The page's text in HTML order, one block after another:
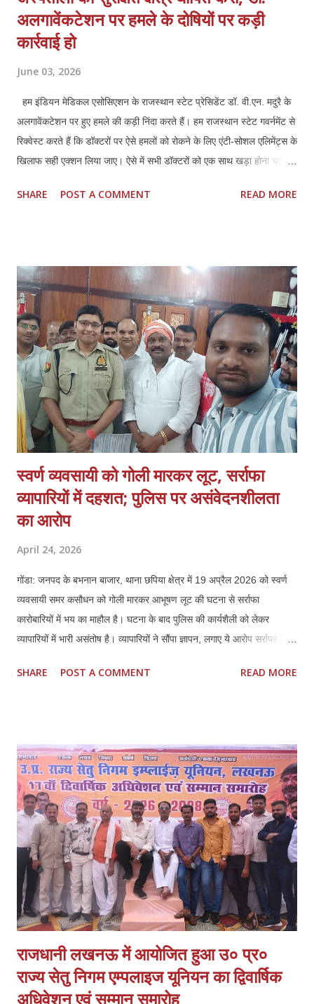
अलगावेंकटेशन पर हमले के दोषियों पर कड़ी
कार्रवाई हो
June 03, 2026
हम इंडियन मेडिकल एसोसिएशन के राजस्थान स्टेट प्रेसिडेंट डॉ. वी.एन. मदुरै के
अलगावेंकटेशन पर हुए हमले की कड़ी निंदा करते हैं। हम राजस्थान स्टेट गवर्नमेंट से
रिक्वेस्ट करते हैं कि डॉक्टरों पर ऐसे हमलों को रोकने के लिए एंटी-सोशल एलिमेंट्स के
खिलाफ सही एक्शन लिया जाए। ऐसे में सभी डॉक्टरों को एक साथ खड़ा होना चाहिए
तरह राजस्थान में भी डॉक्टर्स एंड हॉस्पिटल प्रोटेक्शन एक्ट (TN HPA 48/2008)
घोषित किया जाना चाहिए। सभी अस्पतालों में CCTV कैमरे लगाए जाने चाहिए और
उन्हें पूरी तरह से सुरक्षित रखा जाना चाहिए। सीनियर पुलिस अधिकारियों को यह
पक्का करना चाहिए कि पुलिस पेट्रोलिंग गाड़ियां अस्पताल के इलाकों में अक्सर
पेट्रोलिंग करें।
SHARE POST A COMMENT READ MORE
स्वर्ण व्यवसायी को गोली मारकर लूट, सर्राफा
व्यापारियों में दहशत; पुलिस पर असंवेदनशीलता
का आरोप
April 24, 2026
गोंडा: जनपद के बभनान बाजार, थाना छपिया क्षेत्र में 19 अप्रैल 2026 को स्वर्ण
व्यवसायी समर कसौधन को गोली मारकर आभूषण लूट की घटना से सर्राफा
कारोबारियों में भय का माहौल है। घटना के बाद पुलिस की कार्यशैली को लेकर
व्यापारियों में भारी असंतोष है। व्यापारियों ने सौंपा ज्ञापन, लगाए ये आरोप सर्राफा एवं
खुद बयान दिया है, जिसका वीडियो भी मौजूद है। इसके बावजूद पुलिस ने उनके भाई
दर्ज हो। 2. समय सीमा में खुलासा कर अपराधियों की गिरफ्तारी और 100%
बरामदगी हो। 3. स्वर्ण व्यवसायी क्षेत्रों में अतिरिक्त पुलिस बल तैनात किया जाए।
4. आत्मरक्षा के लिए स्वर्ण व्यापारियों को प्राथमिकता पर शस्त्र लाइसेंस दिए जाएं।
व्यापारियों का कहना है कि घटना के बाद से माल के आवागमन में असुरक्षा महसूस हो
रही है और व्य...
SHARE POST A COMMENT READ MORE
राजधानी लखनऊ में आयोजित हुआ उ० प्र०
राज्य सेतु निगम एम्पलाइज यूनियन का द्विवार्षिक
अधिवेशन एवं सम्मान समारोह